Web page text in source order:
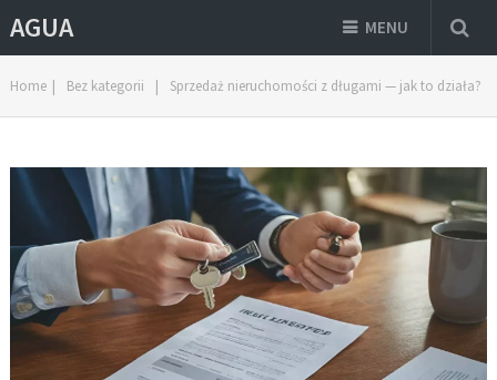
AGUA MENU
Home | Bez kategorii | Sprzedaż nieruchomości z długami — jak to działa?